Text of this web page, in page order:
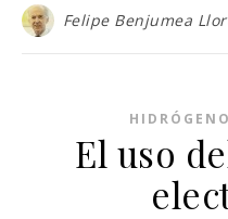
Felipe Benjumea
HIDRÓGENO
El uso